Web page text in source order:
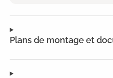
Plans de montage et